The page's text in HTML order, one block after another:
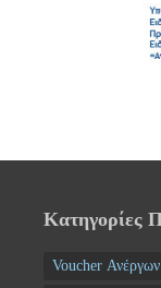
Κατηγορίες
Voucher Ανέργων